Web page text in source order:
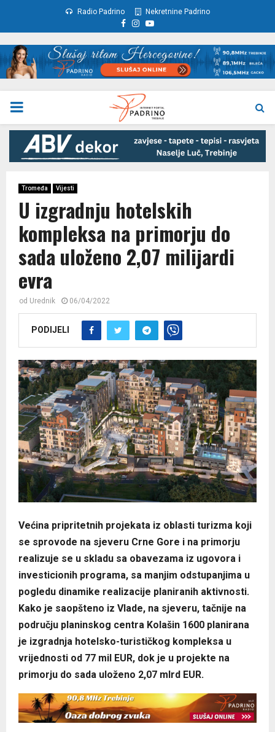
Radio Padrino Nekretnine Padrino
Facebook
Instagram
Youtube
PRIMARY
MENU
Tromeđa Vijesti
U izgradnju hotelskih
kompleksa na primorju do
sada uloženo 2,07 milijardi
evra
od Urednik 06/04/2022
PODIJELI
Većina pripritetnih projekata iz oblasti turizma koji
se sprovode na sjeveru Crne Gore i na primorju
realizuje se u skladu sa obavezama iz ugovora i
investicionih programa, sa manjim odstupanjima u
pogledu dinamike realizacije planiranih aktivnosti.
Kako je saopšteno iz Vlade, na sjeveru, tačnije na
području planinskog centra Kolašin 1600 planirana
je izgradnja hotelsko-turističkog kompleksa u
vrijednosti od 77 mil EUR, dok je u projekte na
primorju do sada uloženo 2,07 mlrd EUR.